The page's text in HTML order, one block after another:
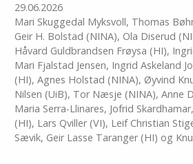
29.06.2026
Mari Skuggedal Myksvoll, Thomas
Geir H. Bolstad (NINA), Ola Diserud
Håvard Guldbrandsen Frøysa (HI),
Mari Fjalstad Jensen, Ingrid Askeland
(HI), Agnes Holstad (NINA), Øyvind
Nilsen (UiB), Tor Næsje (NINA), Anne
Maria Serra-Llinares, Jofrid Skardhamar,
(HI), Lars Qviller (VI), Leif Christian
Sævik, Geir Lasse Taranger(HI) og